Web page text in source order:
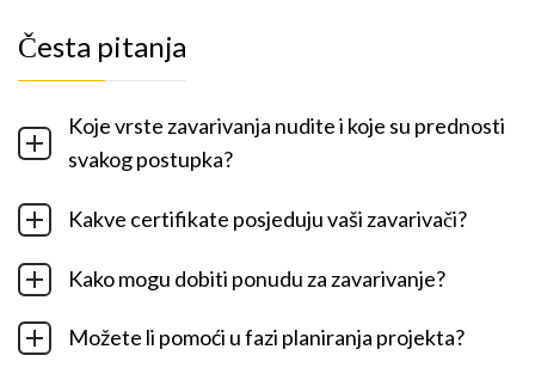
Česta pitanja
Koje vrste zavarivanja nudite i koje su prednosti
svakog postupka?
Kakve certifikate posjeduju vaši zavarivači?
Kako mogu dobiti ponudu za zavarivanje?
Možete li pomoći u fazi planiranja projekta?